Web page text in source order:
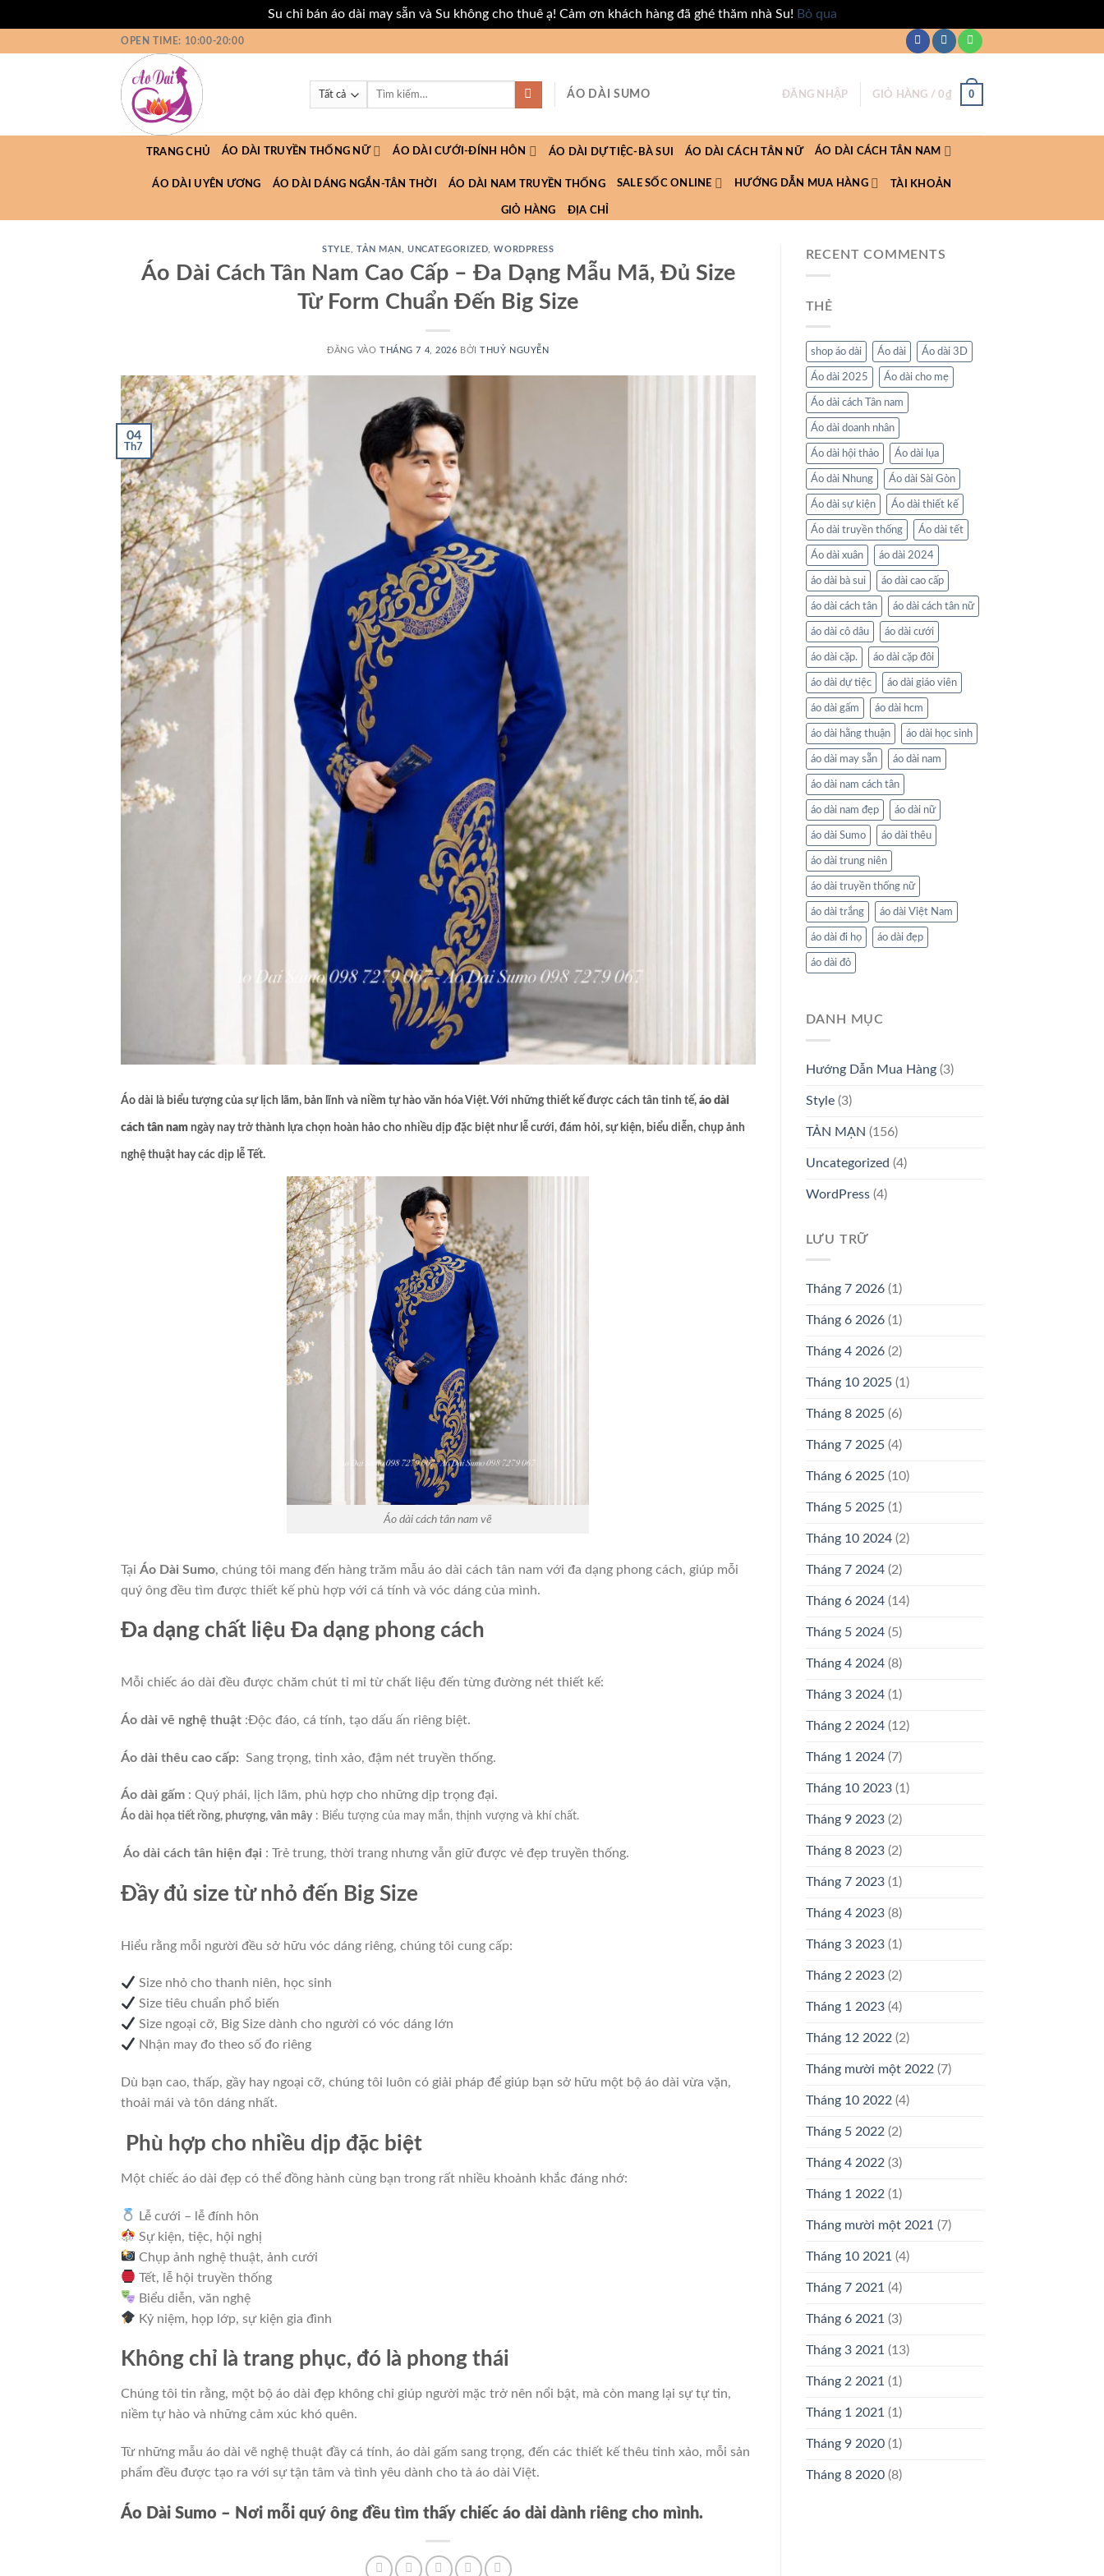
Su chỉ bán áo dài may sẵn và Su không cho thuê ạ! Cảm ơn khách hàng đã ghé thăm nhà Su! Bỏ qua
OPEN TIME: 10:00-20:00
Tìm
ÁO DÀI SUMO ĐĂNG NHẬP GIỎ HÀNG /0 ₫ 0
TRANG CHỦ ÁO DÀI TRUYỀN THỐNG NỮ ÁO DÀI CƯỚI-ĐÍNH HÔN ÁO DÀI DỰ TIỆC-BÀ SUI ÁO DÀI CÁCH TÂN NỮ ÁO DÀI CÁCH TÂN NAM
ÁO DÀI UYÊN ƯƠNG ÁO DÀI DÁNG NGẮN-TÂN THỜI ÁO DÀI NAM TRUYỀN THỐNG SALE SỐC ONLINE HƯỚNG DẪN MUA HÀNG TÀI KHOẢN
GIỎ HÀNG ĐỊA CHỈ
STYLE TẢN MẠN ,UNCATEGORIZED ,WORDPRESS
Áo Dài Cách Tân Nam Cao Cấp – Đa Dạng Mẫu Mã, Đủ Size
Từ Form Chuẩn Đến Big Size
ĐĂNG VÀOTHÁNG 7 4, 2026 BỞITHUỶ NGUYỄN
04
Th7
Áo dài là biểu tượng của sự lịch lãm, bản lĩnh và niềm tự hào văn hóa Việt. Với những thiết kế được cách tân tinh tế, áo dài
cách tân nam ngày nay trở thành lựa chọn hoàn hảo cho nhiều dịp đặc biệt như lễ cưới, đám hỏi, sự kiện, biểu diễn, chụp ảnh
nghệ thuật hay các dịp lễ Tết.
Áo dài cách tân nam vẽ
Tại Áo Dài Sumo, chúng tôi mang đến hàng trăm mẫu áo dài cách tân nam với đa dạng phong cách, giúp mỗi
quý ông đều tìm được thiết kế phù hợp với cá tính và vóc dáng của mình.
Đa dạng chất liệu Đa dạng phong cách
Mỗi chiếc áo dài đều được chăm chút tỉ mỉ từ chất liệu đến từng đường nét thiết kế:
Áo dài vẽ nghệ thuật :Độc đáo, cá tính, tạo dấu ấn riêng biệt.
Áo dài thêu cao cấp: Sang trọng, tinh xảo, đậm nét truyền thống.
Áo dài gấm : Quý phái, lịch lãm, phù hợp cho những dịp trọng đại.
Áo dài họa tiết rồng, phượng, vân mây: Biểu tượng của may mắn, thịnh vượng và khí chất.
Áo dài cách tân hiện đại : Trẻ trung, thời trang nhưng vẫn giữ được vẻ đẹp truyền thống.
Đầy đủ size từ nhỏ đến Big Size
Hiểu rằng mỗi người đều sở hữu vóc dáng riêng, chúng tôi cung cấp:
Size nhỏ cho thanh niên, học sinh
Size tiêu chuẩn phổ biến
Size ngoại cỡ, Big Size dành cho người có vóc dáng lớn
Nhận may đo theo số đo riêng
Dù bạn cao, thấp, gầy hay ngoại cỡ, chúng tôi luôn có giải pháp để giúp bạn sở hữu một bộ áo dài vừa vặn,
thoải mái và tôn dáng nhất.
Phù hợp cho nhiều dịp đặc biệt
Một chiếc áo dài đẹp có thể đồng hành cùng bạn trong rất nhiều khoảnh khắc đáng nhớ:
Lễ cưới – lễ đính hôn
Sự kiện, tiệc, hội nghị
Chụp ảnh nghệ thuật, ảnh cưới
Tết, lễ hội truyền thống
Biểu diễn, văn nghệ
Kỷ niệm, họp lớp, sự kiện gia đình
Không chỉ là trang phục, đó là phong thái
Chúng tôi tin rằng, một bộ áo dài đẹp không chỉ giúp người mặc trở nên nổi bật, mà còn mang lại sự tự tin,
niềm tự hào và những cảm xúc khó quên.
Từ những mẫu áo dài vẽ nghệ thuật đầy cá tính, áo dài gấm sang trọng, đến các thiết kế thêu tinh xảo, mỗi sản
phẩm đều được tạo ra với sự tận tâm và tình yêu dành cho tà áo dài Việt.
Áo Dài Sumo – Nơi mỗi quý ông đều tìm thấy chiếc áo dài dành riêng cho mình.
RECENT COMMENTS
THẺ
shop áo dài Áo dài Áo dài 3D
Áo dài 2025 Áo dài cho mẹ
Áo dài cách Tân nam
Áo dài doanh nhân
Áo dài hội thảo Áo dài lụa
Áo dài Nhung Áo dài Sài Gòn
Áo dài sự kiện Áo dài thiết kế
Áo dài truyền thống Áo dài tết
Áo dài xuân áo dài 2024
áo dài bà sui áo dài cao cấp
áo dài cách tân áo dài cách tân nữ
áo dài cô dâu áo dài cưới
áo dài cặp. áo dài cặp đôi
áo dài dự tiệc áo dài giáo viên
áo dài gấm áo dài hcm
áo dài hằng thuận áo dài học sinh
áo dài may sẵn áo dài nam
áo dài nam cách tân
áo dài nam đẹp áo dài nữ
áo dài Sumo áo dài thêu
áo dài trung niên
áo dài truyền thống nữ
áo dài trắng áo dài Việt Nam
áo dài đi họ áo dài đẹp
áo dài đỏ
DANH MỤC
Hướng Dẫn Mua Hàng(3)
Style(3)
TẢN MẠN (156)
Uncategorized (4)
WordPress(4)
LƯU TRỮ
Tháng 7 2026(1)
Tháng 6 2026(1)
Tháng 4 2026(2)
Tháng 10 2025(1)
Tháng 8 2025(6)
Tháng 7 2025(4)
Tháng 6 2025(10)
Tháng 5 2025(1)
Tháng 10 2024(2)
Tháng 7 2024(2)
Tháng 6 2024(14)
Tháng 5 2024(5)
Tháng 4 2024(8)
Tháng 3 2024(1)
Tháng 2 2024(12)
Tháng 1 2024(7)
Tháng 10 2023(1)
Tháng 9 2023(2)
Tháng 8 2023(2)
Tháng 7 2023(1)
Tháng 4 2023(8)
Tháng 3 2023(1)
Tháng 2 2023(2)
Tháng 1 2023(4)
Tháng 12 2022 (2)
Tháng mười một 2022 (7)
Tháng 10 2022 (4)
Tháng 5 2022 (2)
Tháng 4 2022 (3)
Tháng 1 2022 (1)
Tháng mười một 2021 (7)
Tháng 10 2021 (4)
Tháng 7 2021 (4)
Tháng 6 2021 (3)
Tháng 3 2021 (13)
Tháng 2 2021 (1)
Tháng 1 2021 (1)
Tháng 9 2020(1)
Tháng 8 2020(8)